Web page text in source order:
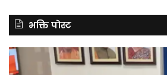
भक्ति पोस्ट